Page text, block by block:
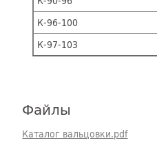
К-96-100
К-97-103
Файлы
Каталог вальцовки.pdf